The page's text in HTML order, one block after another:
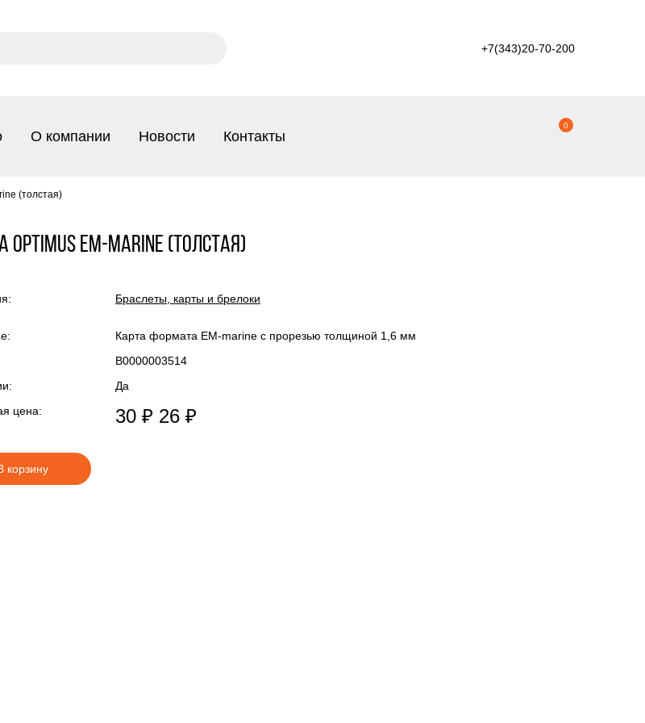
+7(343)20-70-200
О компании Новости Контакты
0
(толстая)
Optimus EM-marine (толстая)
Браслеты, карты и брелоки
Карта формата EM-marine с прорезью толщиной 1,6 мм
В0000003514
Да
цена:
30 ₽ 26 ₽
корзину